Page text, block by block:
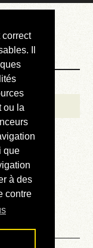
Il
ou la
que
à des
contre